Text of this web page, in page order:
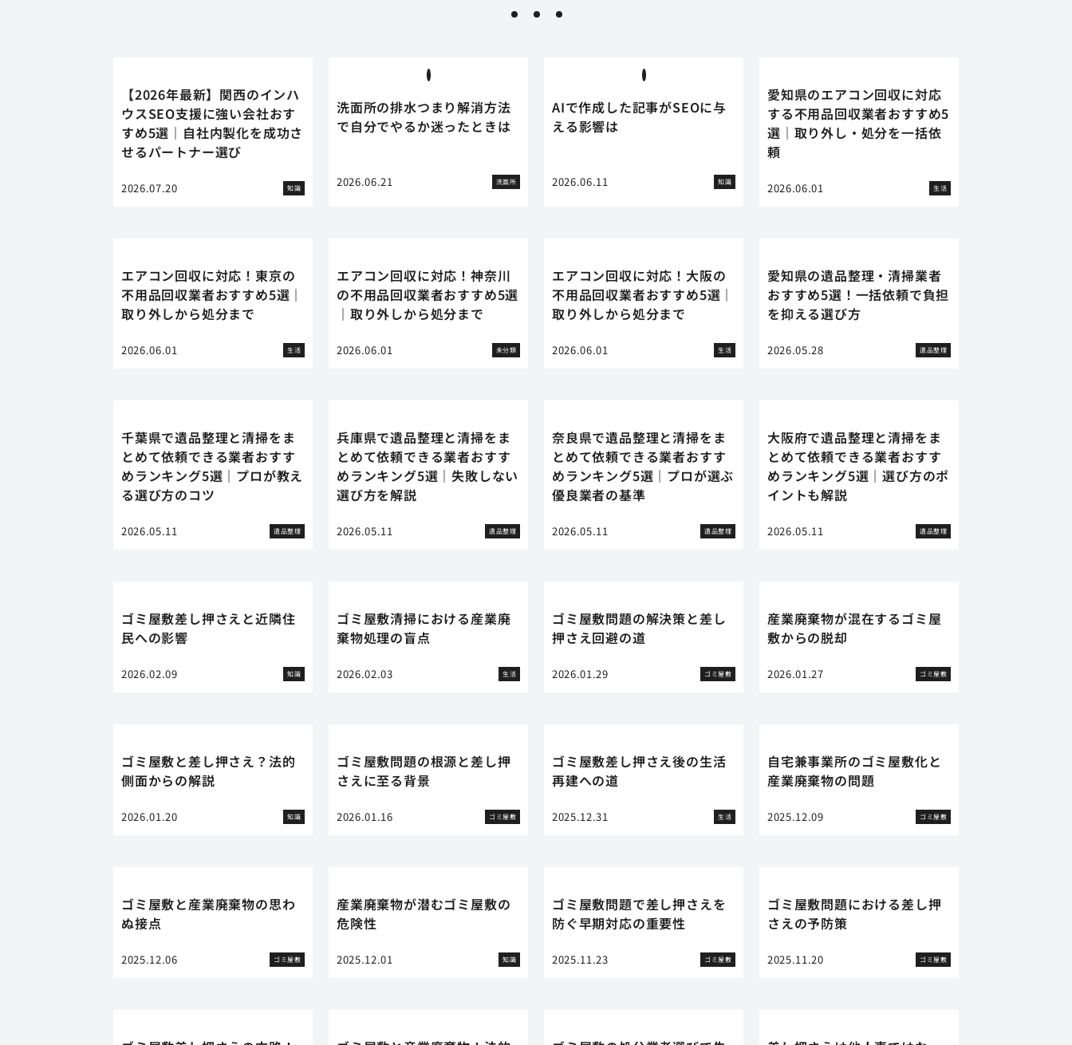
【2026年最新】関西のインハ
ウスSEO支援に強い会社おす
すめ5選｜自社内製化を成功さ
せるパートナー選び
2026.07.20 知識
洗面所の排水つまり解消方法
で自分でやるか迷ったときは
2026.06.21 洗面所
AIで作成した記事がSEOに与
える影響は
2026.06.11 知識
愛知県のエアコン回収に対応
する不用品回収業者おすすめ5
選｜取り外し・処分を一括依
頼
2026.06.01 生活
エアコン回収に対応！東京の
不用品回収業者おすすめ5選｜
取り外しから処分まで
2026.06.01 生活
エアコン回収に対応！神奈川
の不用品回収業者おすすめ5選
｜取り外しから処分まで
2026.06.01 未分類
エアコン回収に対応！大阪の
不用品回収業者おすすめ5選｜
取り外しから処分まで
2026.06.01 生活
愛知県の遺品整理・清掃業者
おすすめ5選！一括依頼で負担
を抑える選び方
2026.05.28 遺品整理
千葉県で遺品整理と清掃をま
とめて依頼できる業者おすす
めランキング5選｜プロが教え
る選び方のコツ
2026.05.11 遺品整理
兵庫県で遺品整理と清掃をま
とめて依頼できる業者おすす
めランキング5選｜失敗しない
選び方を解説
2026.05.11 遺品整理
奈良県で遺品整理と清掃をま
とめて依頼できる業者おすす
めランキング5選｜プロが選ぶ
優良業者の基準
2026.05.11 遺品整理
大阪府で遺品整理と清掃をま
とめて依頼できる業者おすす
めランキング5選｜選び方のポ
イントも解説
2026.05.11 遺品整理
ゴミ屋敷差し押さえと近隣住
民への影響
2026.02.09 知識
ゴミ屋敷清掃における産業廃
棄物処理の盲点
2026.02.03 生活
ゴミ屋敷問題の解決策と差し
押さえ回避の道
2026.01.29 ゴミ屋敷
産業廃棄物が混在するゴミ屋
敷からの脱却
2026.01.27 ゴミ屋敷
ゴミ屋敷と差し押さえ？法的
側面からの解説
2026.01.20 知識
ゴミ屋敷問題の根源と差し押
さえに至る背景
2026.01.16 ゴミ屋敷
ゴミ屋敷差し押さえ後の生活
再建への道
2025.12.31 生活
自宅兼事業所のゴミ屋敷化と
産業廃棄物の問題
2025.12.09 ゴミ屋敷
ゴミ屋敷と産業廃棄物の思わ
ぬ接点
2025.12.06 ゴミ屋敷
産業廃棄物が潜むゴミ屋敷の
危険性
2025.12.01 知識
ゴミ屋敷問題で差し押さえを
防ぐ早期対応の重要性
2025.11.23 ゴミ屋敷
ゴミ屋敷問題における差し押
さえの予防策
2025.11.20 ゴミ屋敷